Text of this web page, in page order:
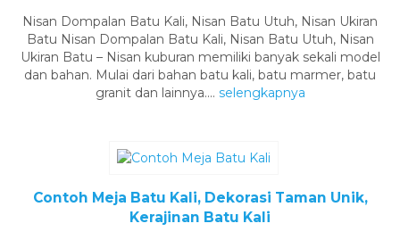
Nisan Dompalan Batu Kali, Nisan Batu Utuh, Nisan Ukiran
Batu Nisan Dompalan Batu Kali, Nisan Batu Utuh, Nisan
Ukiran Batu – Nisan kuburan memiliki banyak sekali model
dan bahan. Mulai dari bahan batu kali, batu marmer, batu
granit dan lainnya.... selengkapnya
Contoh Meja Batu Kali, Dekorasi Taman Unik,
Kerajinan Batu Kali